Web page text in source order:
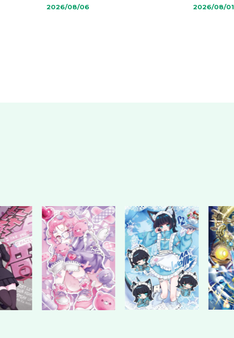
2026/08/06 2026/08/01